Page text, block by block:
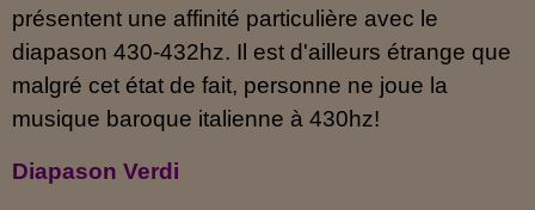
présentent une affinité particulière avec le
diapason 430-432hz. Il est d'ailleurs étrange que
malgré cet état de fait, personne ne joue la
musique baroque italienne à 430hz!
Diapason Verdi